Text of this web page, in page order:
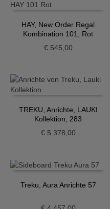
HAY, New Order Regal
Kombination 101, Rot
€545,00
TREKU, Anrichte, LAUKI
Kollektion, 283
€5.378,00
Treku, Aura Anrichte 57